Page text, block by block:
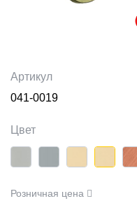
Артикул
041-0019
Цвет
Розничная цена